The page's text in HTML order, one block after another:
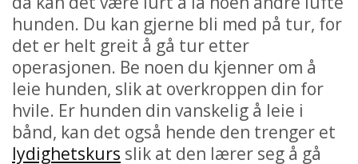
hunden. Du kan gjerne bli med på tur, for
det er helt greit å gå tur etter
operasjonen. Be noen du kjenner om å
leie hunden, slik at overkroppen din for
hvile. Er hunden din vanskelig å leie i
bånd, kan det også hende den trenger et
lydighetskurs slik at den lærer seg å gå